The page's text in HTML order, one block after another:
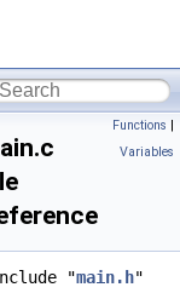
Functions |
Variables
"main.h"